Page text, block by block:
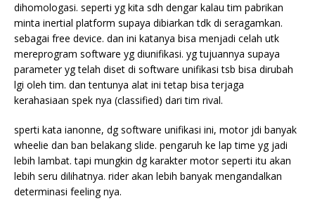
dihomologasi. seperti yg kita sdh dengar kalau tim pabrikan
minta inertial platform supaya dibiarkan tdk di seragamkan.
sebagai free device. dan ini katanya bisa menjadi celah utk
mereprogram software yg diunifikasi. yg tujuannya supaya
parameter yg telah diset di software unifikasi tsb bisa dirubah
lgi oleh tim. dan tentunya alat ini tetap bisa terjaga
kerahasiaan spek nya (classified) dari tim rival.
sperti kata ianonne, dg software unifikasi ini, motor jdi banyak
wheelie dan ban belakang slide. pengaruh ke lap time yg jadi
lebih lambat. tapi mungkin dg karakter motor seperti itu akan
lebih seru dilihatnya. rider akan lebih banyak mengandalkan
determinasi feeling nya.